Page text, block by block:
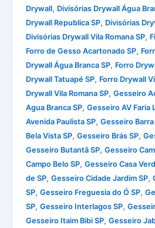
Drywall, Divisórias Drywall Água
Drywall Republica SP, Divisórias
Divisórias Drywall Vila Romana SP,
Forro de Gesso Acartonado SP,
Drywall Água Branca SP, Forro
Drywall Tatuapé SP, Forro Drywall
Drywall Vila Romana SP,Gesseiro
Agua Branca SP,Gesseiro AV Faria
Avenida Paulista SP,Gesseiro Barra
Bela Vista SP,Gesseiro Brás SP,
Gesseiro Butantã SP,Gesseiro
Campo Belo SP,Gesseiro Casa
de SP,Gesseiro Cidade Jardim SP,
SP,Gesseiro Freguesia do Ó SP,
SP,Gesseiro Interlagos SP,
Gesseiro Itaim Bibi SP,Gesseiro